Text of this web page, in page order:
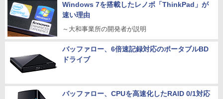
Windows 7を搭載したレノボ「ThinkPad」が
速い理由
～大和事業所の開発者が説明
バッファロー、6倍速記録対応のポータブルBD
ドライブ
バッファロー、CPUを高速化したRAID 0/1対応